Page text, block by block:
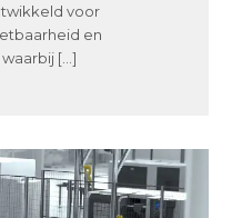
voor
en
[…]